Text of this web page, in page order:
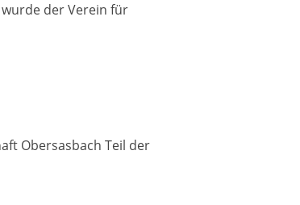
der Verein für
Obersasbach Teil der